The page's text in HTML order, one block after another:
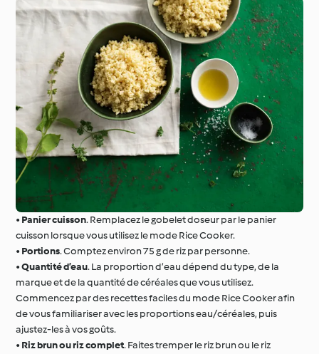
• Panier cuisson. Remplacez le gobelet doseur par le panier
cuisson lorsque vous utilisez le mode Rice Cooker.
• Portions. Comptez environ 75 g de riz par personne.
•Quantité d’eau. La proportion d’eau dépend du type, de la
marque et de la quantité de céréales que vous utilisez.
Commencez par des recettes faciles du mode Rice Cooker afin
de vous familiariser avec les proportions eau/céréales, puis
ajustez-les à vos goûts.
• Riz brun ou riz complet. Faites tremper le riz brun ou le riz